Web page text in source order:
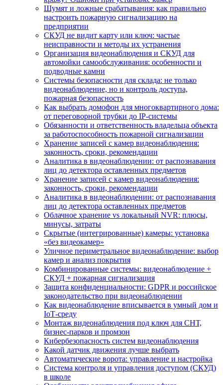
Шумят и ложные срабатывания: как правильно
настроить пожарную сигнализацию на
предприятии
СКУД не видит карту или ключ: частые
неисправности и методы их устранения
Организация видеонаблюдения и СКУД для
автомойки самообслуживания: особенности и
подводные камни
Системы безопасности для склада: не только
видеонаблюдение, но и контроль доступа,
пожарная безопасность
Как выбрать домофон для многоквартирного дома:
от переговорной трубки до IP-системы
Обязанности и ответственность владельца объекта
за работоспособность пожарной сигнализации
Хранение записей с камер видеонаблюдения:
законность, сроки, рекомендации
Аналитика в видеонаблюдении: от распознавания
лиц до детектора оставленных предметов
Хранение записей с камер видеонаблюдения:
законность, сроки, рекомендации
Аналитика в видеонаблюдении: от распознавания
лиц до детектора оставленных предметов
Облачное хранение vs локальный NVR: плюсы,
минусы, затраты
Скрытые (интегрированные) камеры: установка
«без видеокамер»
Уличное периметральное видеонаблюдение: выбор
камер и анализ покрытия
Комбинированные системы: видеонаблюдение +
СКУД + пожарная сигнализация
Защита конфиденциальности: GDPR и российское
законодательство при видеонаблюдении
Как видеонаблюдение вписывается в умный дом и
IoT‑среду
Монтаж видеонаблюдения под ключ для СНТ,
бизнес‑парков и промзон
Кибербезопасность систем видеонаблюдения
Какой датчик движения лучше выбрать
Автоматические ворота: управление и настройка
Система контроля и управления доступом (СКУД)
в школе